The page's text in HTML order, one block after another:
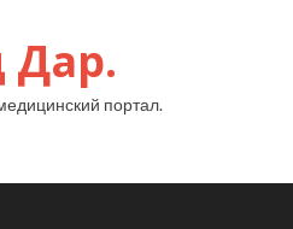
Дар.
портал.